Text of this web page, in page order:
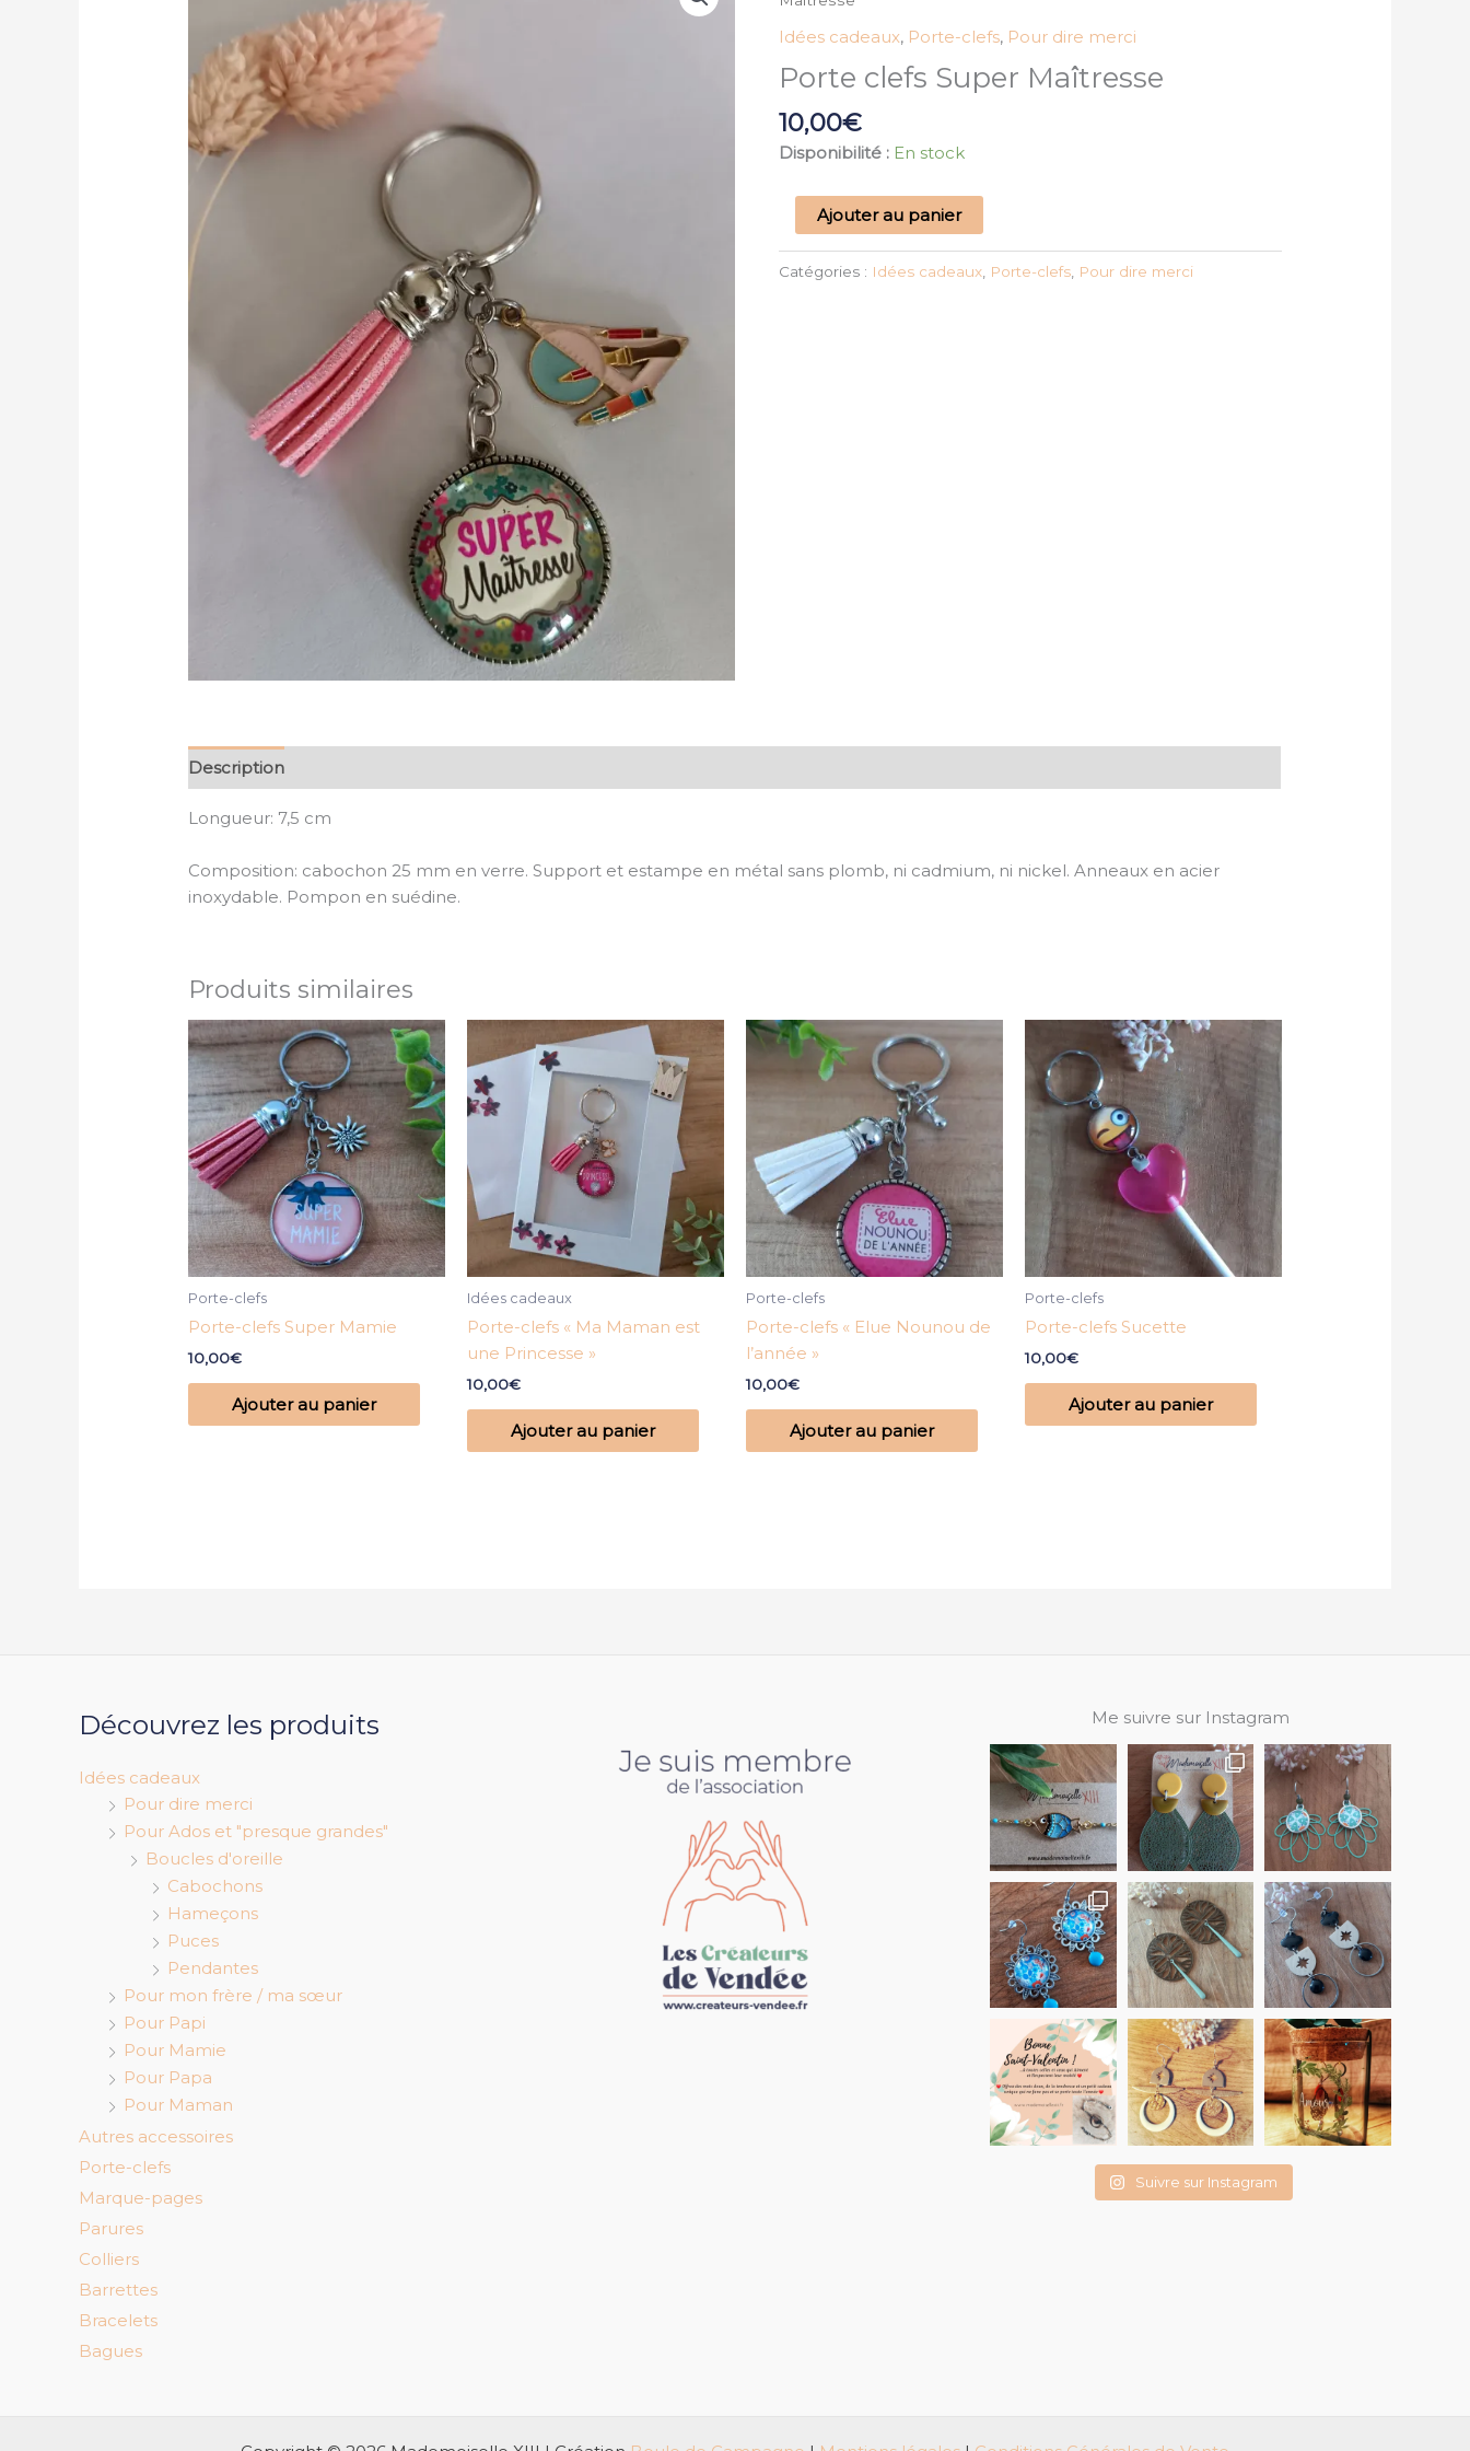
Idées cadeaux, Porte-clefs, Pour dire merci
Porte clefs Super Maîtresse
10,00€
Disponibilité : En stock
Super
Ajouter au panier
Catégories : Idées cadeaux, Porte-clefs, Pour dire merci
Description
Longueur: 7,5 cm
Composition: cabochon 25 mm en verre. Support et estampe en métal sans plomb, ni cadmium, ni nickel. Anneaux en acier
inoxydable. Pompon en suédine.
Produits similaires
Porte-clefs
Porte-clefs Super Mamie
10,00€
Ajouter au panier
Idées cadeaux
Porte-clefs « Ma Maman est
une Princesse »
10,00€
Ajouter au panier
Porte-clefs
Porte-clefs « Elue Nounou de
l’année »
10,00€
Ajouter au panier
Porte-clefs
Porte-clefs Sucette
10,00€
Ajouter au panier
Découvrez les produits
Idées cadeaux
Pour dire merci
Pour Ados et "presque grandes"
Boucles d'oreille
Cabochons
Hameçons
Puces
Pendantes
Pour mon frère / ma sœur
Pour Papi
Pour Mamie
Pour Papa
Pour Maman
Autres accessoires
Porte-clefs
Marque-pages
Parures
Colliers
Barrettes
Bracelets
Bagues
Me suivre sur Instagram
Suivre sur Instagram